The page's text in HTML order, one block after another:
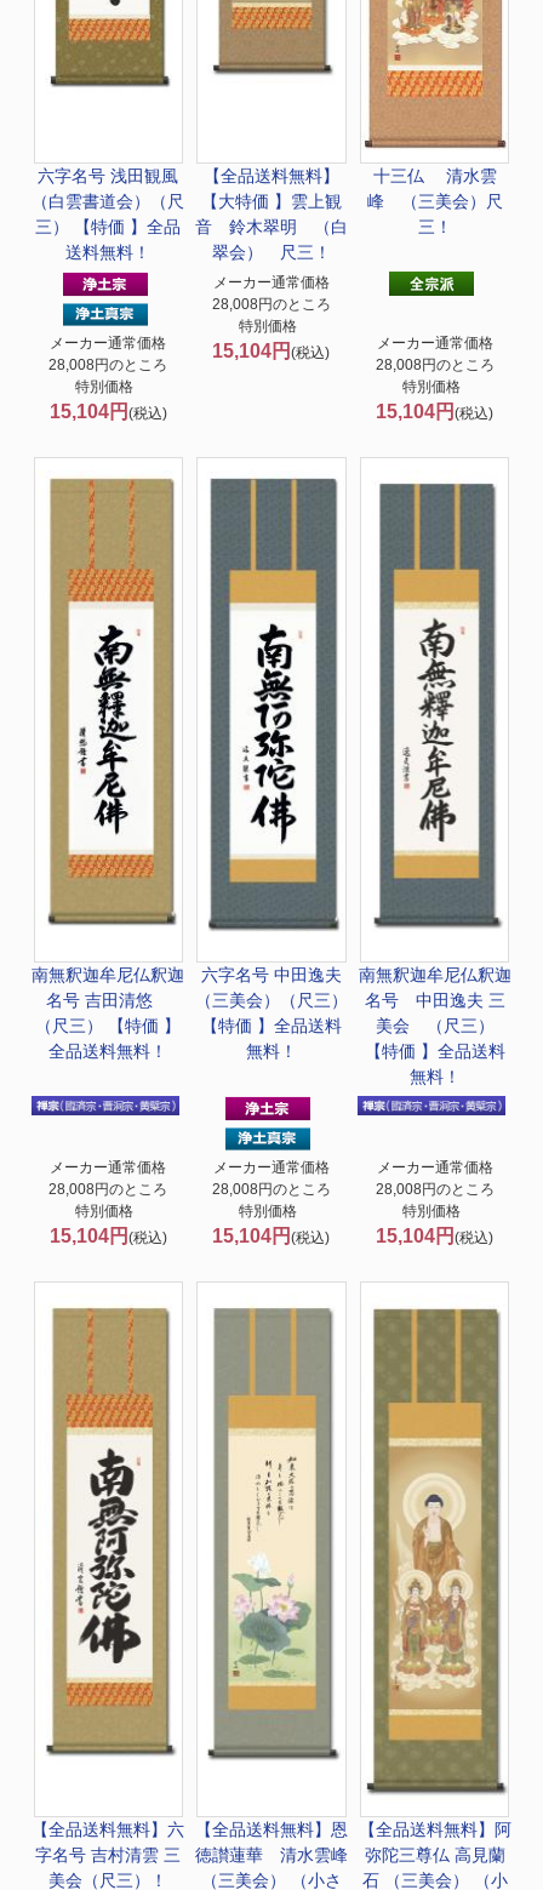
六字名号 浅田観風
（白雲書道会）（尺
三） 【特価 】全品
送料無料！
メーカー通常価格
28,008円のところ
特別価格
15,104円 (税込)
【全品送料無料】
【大特価 】 雲上観
音 鈴木翠明 （白
翠会） 尺三！
メーカー通常価格
28,008円のところ
特別価格
15,104円(税込)
十三仏 清水雲
峰 （三美会）尺
三！
メーカー通常価格
28,008円のところ
特別価格
15,104円(税込)
南無釈迦牟尼仏釈迦
名号 吉田清悠
（尺三） 【特価 】
全品送料無料！
メーカー通常価格
28,008円のところ
特別価格
15,104円 (税込)
六字名号 中田逸夫
（三美会）（尺三）
【特価 】全品送料
無料！
メーカー通常価格
28,008円のところ
特別価格
15,104円(税込)
南無釈迦牟尼仏釈迦
名号 中田逸夫 三
美会 （尺三）
【特価 】全品送料
無料！
メーカー通常価格
28,008円のところ
特別価格
15,104円(税込)
【全品送料無料】六
字名号 吉村清雲 三
美会（尺三）！
【全品送料無料】 恩
徳讃蓮華 清水雲峰
（三美会） （小さ
【全品送料無料】 阿
弥陀三尊仏 高見蘭
石 （三美会） （小